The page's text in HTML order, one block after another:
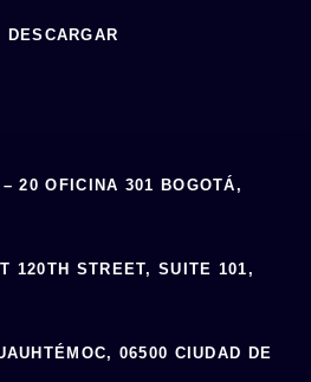
DESCARGAR
20 OFICINA 301 BOGOTÁ,
120TH STREET, SUITE 101,
06500 CIUDAD DE